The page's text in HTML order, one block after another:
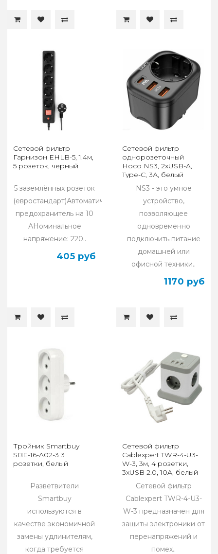
Сетевой фильтр
Гарнизон ЕНLB-5, 1.4м,
5 розеток, черный
5 заземлённых розеток
(евростандарт)Автоматический
предохранитель на 10
АНоминальное
напряжение: 220..
405 руб
Сетевой фильтр
однорозеточный
Hoco NS3, 2xUSB-A,
Type-C, 3А, белый
NS3 - это умное
устройство,
позволяющее
одновременно
подключить питание
домашней или
офисной техники..
1170 руб
Тройник Smartbuy
SBE-16-A02-3 3
розетки, белый
Разветвители
Smartbuy
используются в
качестве экономичной
замены удлинителям,
когда требуется
Сетевой фильтр
Cablexpert TWR-4-U3-
W-3, 3м, 4 розетки,
3xUSB 2.0, 10A, белый
Сетевой фильтр
Cablexpert TWR-4-U3-
W-3 предназначен для
защиты электроники от
перенапряжений и
помех..